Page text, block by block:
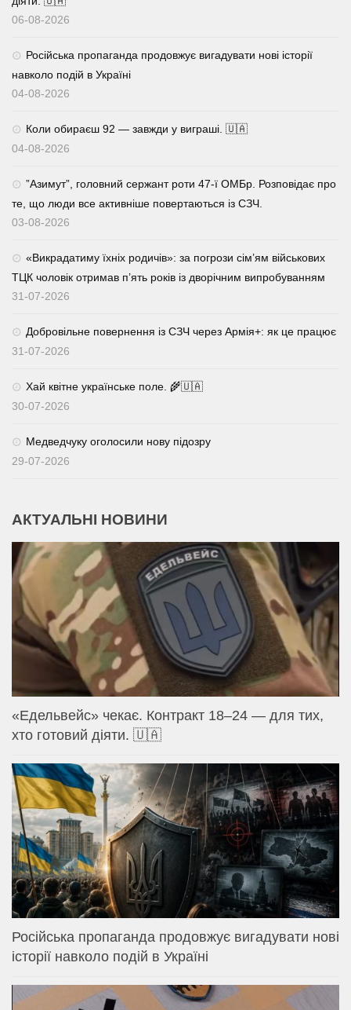
06-08-2026
Російська пропаганда продовжує вигадувати нові історії
навколо подій в Україні
04-08-2026
Коли обираєш 92 — завжди у виграші. 🇺🇦
04-08-2026
⁨”Азимут”, головний сержант роти 47-ї ОМБр. Розповідає про
те, що люди все активніше повертаються із СЗЧ.
03-08-2026
«Викрадатиму їхніх родичів»: за погрози сім’ям військових
ТЦК чоловік отримав п’ять років із дворічним випробуванням
31-07-2026
Добровільне повернення із СЗЧ через Армія+: як це працює
31-07-2026
Хай квітне українське поле. 🌾🇺🇦
30-07-2026
Медведчуку оголосили нову підозру
29-07-2026
АКТУАЛЬНІ НОВИНИ
«Едельвейс» чекає. Контракт 18–24 — для тих,
хто готовий діяти. 🇺🇦
Російська пропаганда продовжує вигадувати нові
історії навколо подій в Україні